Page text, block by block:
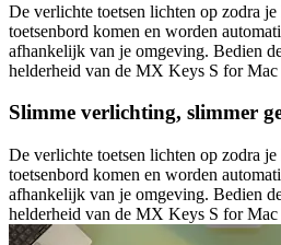
De verlichte toetsen lichten op zodra
toetsenbord komen en worden
afhankelijk van je omgeving. Bedien
helderheid van de MX Keys S for
Slimme verlichting, slimmer
De verlichte toetsen lichten op zodra
toetsenbord komen en worden
afhankelijk van je omgeving. Bedien
helderheid van de MX Keys S for